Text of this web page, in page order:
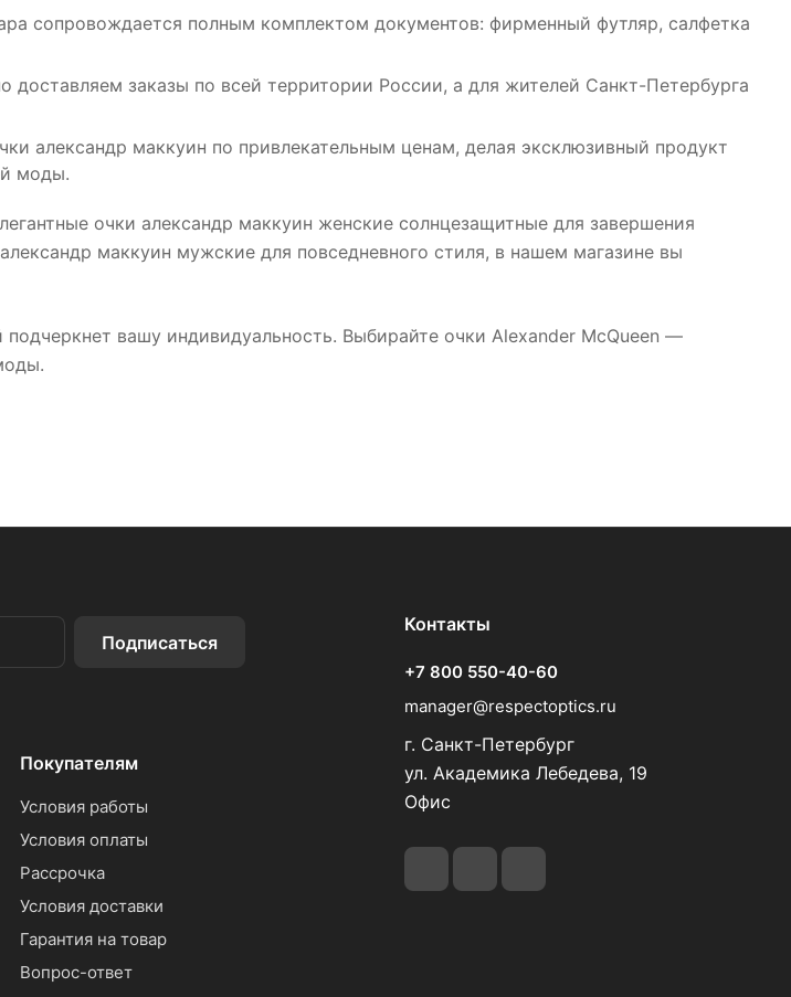
сопровождается полным комплектом документов: фирменный футляр, салфетка
доставляем заказы по всей территории России, а для жителей Санкт-Петербурга
александр маккуин по привлекательным ценам, делая эксклюзивный продукт
моды.
очки александр маккуин женские солнцезащитные для завершения
маккуин мужские для повседневного стиля, в нашем магазине вы
подчеркнет вашу индивидуальность. Выбирайте очки Alexander McQueen —
Подписаться
Покупателям
Условия работы
Условия оплаты
Рассрочка
Условия доставки
Гарантия на товар
Вопрос-ответ
Контакты
+7 800 550-40-60
manager@respectoptics.ru
г. Санкт-Петербург
ул. Академика Лебедева, 19
Офис